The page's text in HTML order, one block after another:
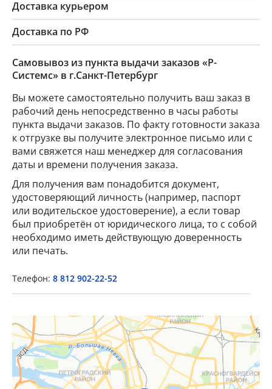
Доставка курьером
Доставка по РФ
Самовывоз из пункта выдачи заказов «Р-
Системс» в г.Санкт-Петербург
Вы можете самостоятельно получить ваш заказ в
рабочий день непосредственно в часы работы
пункта выдачи заказов. По факту готовности заказа
к отгрузке вы получите электронное письмо или с
вами свяжется наш менеджер для согласования
даты и времени получения заказа.
Для получения вам понадобится документ,
удостоверяющий личность (например, паспорт
или водительское удостоверение), а если товар
был приобретён от юридического лица, то с собой
необходимо иметь действующую доверенность
или печать.
Телефон: 8 812 902-22-52
×
Popup Content